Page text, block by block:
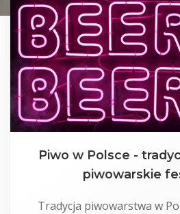
Piwo w Polsce -
piwowarskie
Tradycja piwowarstwa w